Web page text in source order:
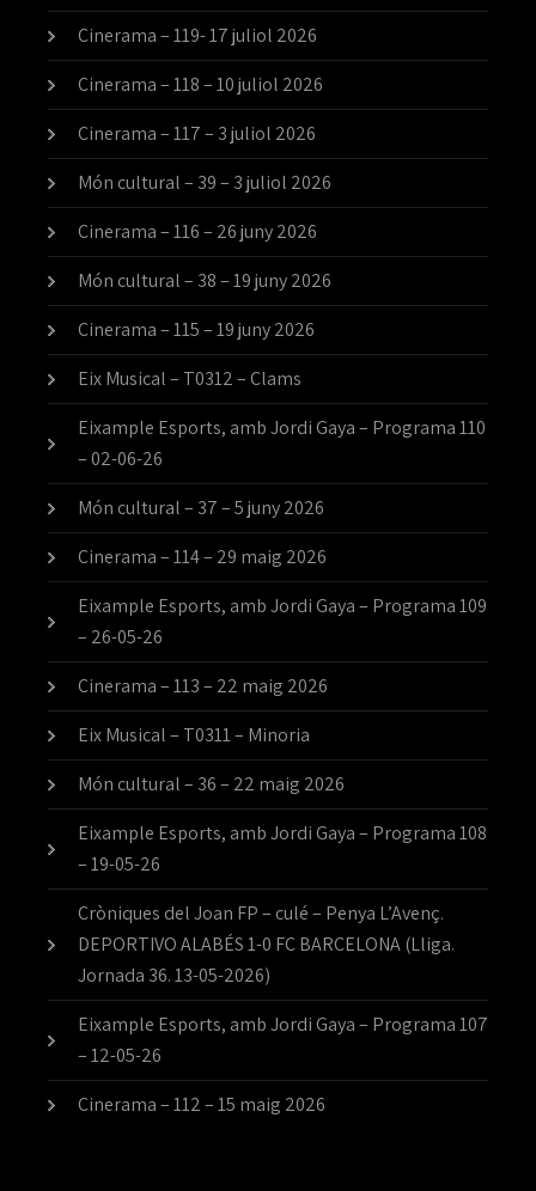
Cinerama – 119- 17 juliol 2026
Cinerama – 118 – 10 juliol 2026
Cinerama – 117 – 3 juliol 2026
Món cultural – 39 – 3 juliol 2026
Cinerama – 116 – 26 juny 2026
Món cultural – 38 – 19 juny 2026
Cinerama – 115 – 19 juny 2026
Eix Musical – T0312 – Clams
Eixample Esports, amb Jordi Gaya – Programa 110
– 02-06-26
Món cultural – 37 – 5 juny 2026
Cinerama – 114 – 29 maig 2026
Eixample Esports, amb Jordi Gaya – Programa 109
– 26-05-26
Cinerama – 113 – 22 maig 2026
Eix Musical – T0311 – Minoria
Món cultural – 36 – 22 maig 2026
Eixample Esports, amb Jordi Gaya – Programa 108
– 19-05-26
Cròniques del Joan FP – culé – Penya L’Avenç.
DEPORTIVO ALABÉS 1-0 FC BARCELONA (Lliga.
Jornada 36. 13-05-2026)
Eixample Esports, amb Jordi Gaya – Programa 107
– 12-05-26
Cinerama – 112 – 15 maig 2026